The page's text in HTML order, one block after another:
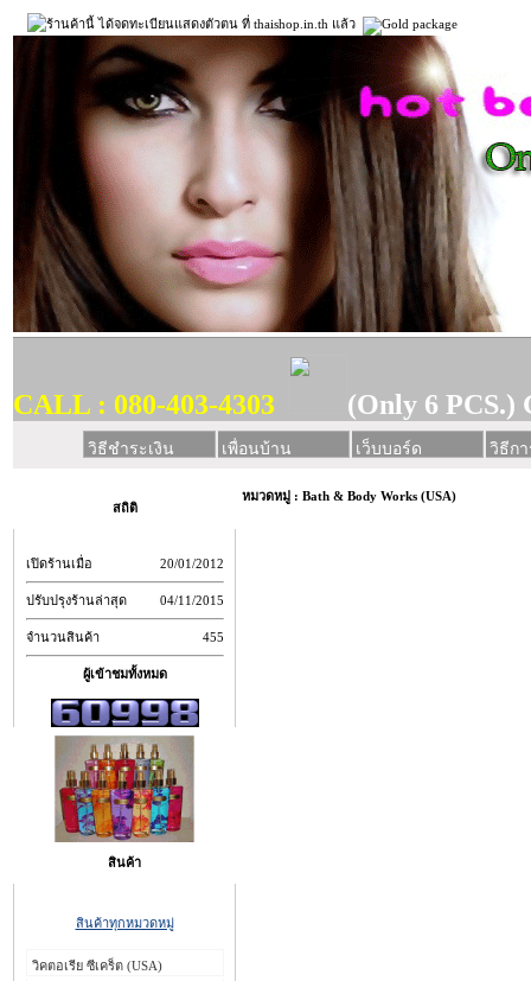
CALL : 080-403-4303 (Only 6 PCS.)
วิธีชำระเงิน เพื่อนบ้าน เว็บบอร์ด วิธีก
สถิติ
เปิดร้านเมื่อ 20/01/2012
ปรับปรุงร้านล่าสุด 04/11/2015
จำนวนสินค้า 455
ผู้เข้าชมทั้งหมด
สินค้า
สินค้าทุกหมวดหมู่
วิคตอเรีย ซีเคร็ต (USA)
หมวดหมู่ : Bath & Body Works (USA)